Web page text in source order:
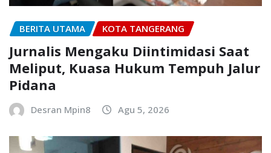
BERITA UTAMA KOTA TANGERANG
Jurnalis Mengaku Diintimidasi Saat
Meliput, Kuasa Hukum Tempuh Jalur
Pidana
Desran Mpin8 Agu 5, 2026